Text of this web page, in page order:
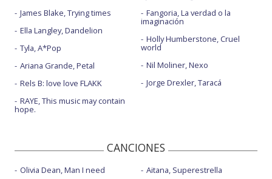
James Blake, Trying times
Ella Langley, Dandelion
Tyla, A*Pop
Ariana Grande, Petal
Rels B: love love FLAKK
RAYE, This music may contain
hope.
Fangoria, La verdad o la
imaginación
Holly Humberstone, Cruel
world
Nil Moliner, Nexo
Jorge Drexler, Taracá
CANCIONES
Olivia Dean, Man I need Aitana, Superestrella